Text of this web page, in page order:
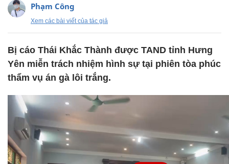
Phạm Công
Xem các bài viết của tác giả
Bị cáo Thái Khắc Thành được TAND tỉnh Hưng
Yên miễn trách nhiệm hình sự tại phiên tòa phúc
thẩm vụ án gà lôi trắng.